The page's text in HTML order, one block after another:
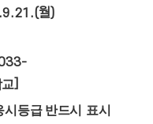
월)
]
시등급 반드시 표시